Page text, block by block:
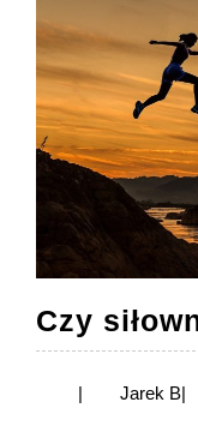
Czy
| Jarek B|